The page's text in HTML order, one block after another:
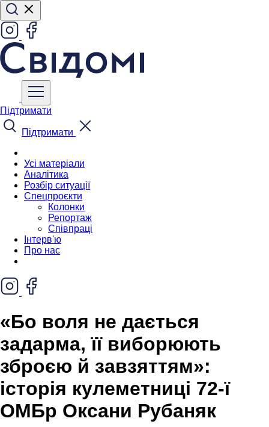
Підтримати
Підтримати
Усі матеріали
Аналітика
Розбір ситуації
Спецпроєкти
Колонки
Репортаж
Співпраці
Інтерв'ю
Про нас
«Бо воля не дається
задарма, її виборюють
зброєю й завзяттям»:
історія кулеметниці 72-ї
ОМБр Оксани Рубаняк